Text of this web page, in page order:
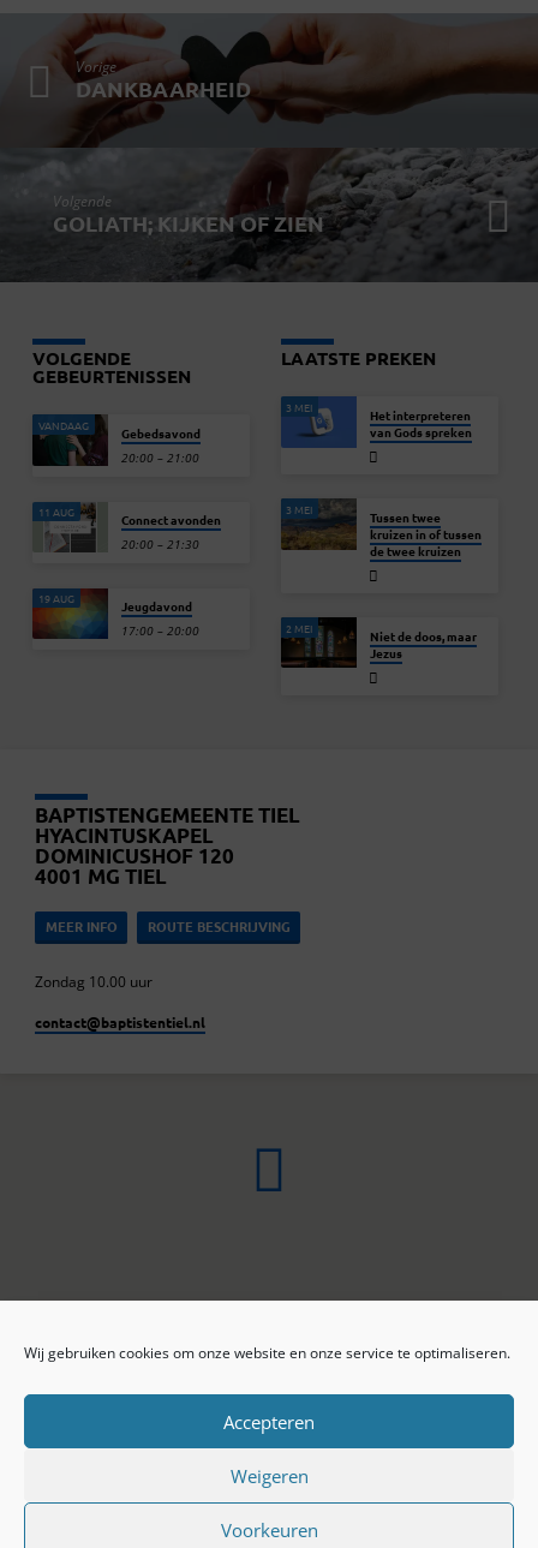
Wij gebruiken cookies om onze website en onze service te optimaliseren.
Accepteren
Weigeren
Voorkeuren
Vorige
DANKBAARHEID
Volgende
GOLIATH; KIJKEN OF ZIEN
VOLGENDE
GEBEURTENISSEN
VANDAAG Gebedsavond
20:00 – 21:00
11 AUG Connect avonden
20:00 – 21:30
19 AUG Jeugdavond
17:00 – 20:00
LAATSTE PREKEN
3 MEI
Het interpreteren
van Gods spreken
3 MEI
Tussen twee
kruizen in of tussen
de twee kruizen
2 MEI
Niet de doos, maar
Jezus
BAPTISTENGEMEENTE TIEL
HYACINTUSKAPEL
DOMINICUSHOF 120
4001 MG TIEL
MEER INFO ROUTE BESCHRIJVING
Zondag 10.00 uur
contact​@baptistentiel.nl
ONLINE ARCHIEF
Privacy beleid